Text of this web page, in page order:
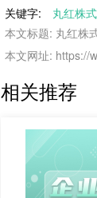
关键字: 丸红株
本文标题: 丸红株
本文网址: https://
相关推荐